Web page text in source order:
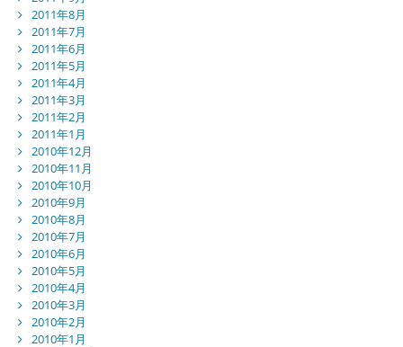
2011年8月
2011年7月
2011年6月
2011年5月
2011年4月
2011年3月
2011年2月
2011年1月
2010年12月
2010年11月
2010年10月
2010年9月
2010年8月
2010年7月
2010年6月
2010年5月
2010年4月
2010年3月
2010年2月
2010年1月